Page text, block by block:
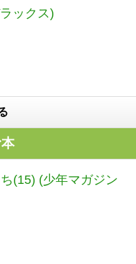
ックス)
(15) (少年マガジン